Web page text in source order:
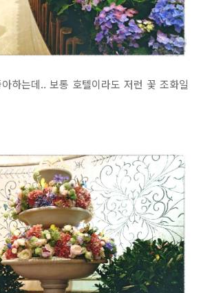
하는데.. 보통 호텔이라도 저런 꽃 조화일